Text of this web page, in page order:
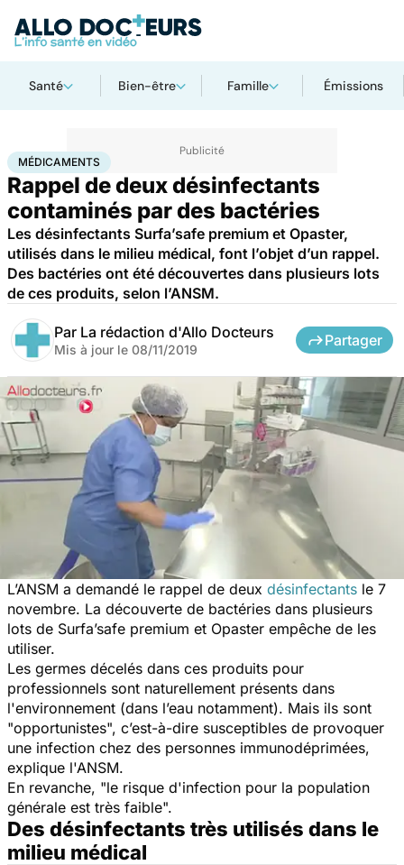
Santé Bien-être Famille Émissions
AccueilSantéMédicaments Médicaments
MÉDICAMENTS
Rappel de deux désinfectants
contaminés par des bactéries
Les désinfectants Surfa’safe premium et Opaster,
utilisés dans le milieu médical, font l’objet d’un rappel.
Des bactéries ont été découvertes dans plusieurs lots
de ces produits, selon l’ANSM.
Par La rédaction d'Allo Docteurs
Mis à jour le 08/11/2019
Partager
L’ANSM a demandé le rappel de deux désinfectants le 7
novembre. La découverte de bactéries dans plusieurs
lots de Surfa’safe premium et Opaster empêche de les
utiliser.
Les germes décelés dans ces produits pour
professionnels sont naturellement présents dans
l'environnement (dans l’eau notamment). Mais ils sont
"opportunistes", c’est-à-dire susceptibles de provoquer
une infection chez des personnes immunodéprimées,
explique l'ANSM.
En revanche, "le risque d'infection pour la population
générale est très faible".
Des désinfectants très utilisés dans le
milieu médical